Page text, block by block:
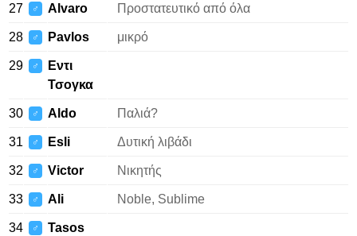
27 ♂ Alvaro Προστατευτικό από όλα
28 ♂ Pavlos μικρό
29 ♂
Εντι
Τσογκα
30 ♂ Aldo Παλιά?
31 ♂ Esli Δυτική λιβάδι
32 ♂ Victor Νικητής
33 ♂ Ali Noble, Sublime
34 ♂ Tasos